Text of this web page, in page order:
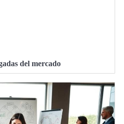
del mercado